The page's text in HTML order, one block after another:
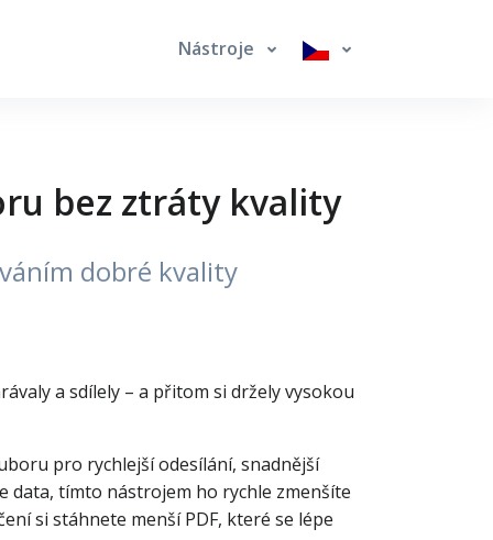
Nástroje
bez ztráty kvality
dobré kvality
a sdílely – a přitom si držely vysokou
pro rychlejší odesílání, snadnější
data, tímto nástrojem ho rychle zmenšíte
si stáhnete menší PDF, které se lépe